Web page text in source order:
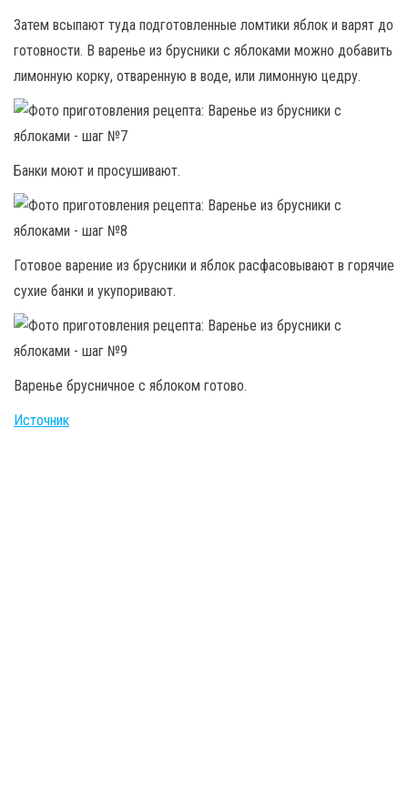
Затем всыпают туда подготовленные ломтики яблок и варят до
готовности. В варенье из брусники с яблоками можно добавить
лимонную корку, отваренную в воде, или лимонную цедру.
Банки моют и просушивают.
Готовое варение из брусники и яблок расфасовывают в горячие
сухие банки и укупоривают.
Варенье брусничное с яблоком готово.
Источник